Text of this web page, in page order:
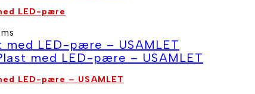
LED-pære
LED-pære – USAMLET